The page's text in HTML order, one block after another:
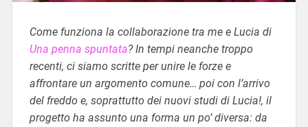
Come funziona la collaborazione tra me e Lucia di
Una penna spuntata? In tempi neanche troppo
recenti, ci siamo scritte per unire le forze e
affrontare un argomento comune… poi con l’arrivo
del freddo e, soprattutto dei nuovi studi di Lucia!, il
progetto ha assunto una forma un po’ diversa: da